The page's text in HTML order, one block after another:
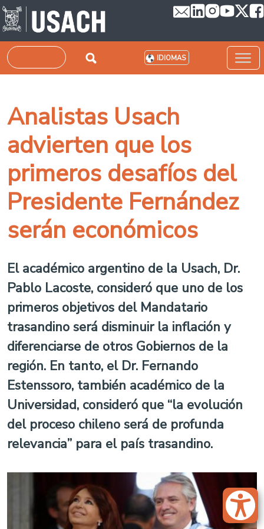
Pasar al contenido principal
Buscar IDIOMAS
Analistas Usach
advierten que los
primeros desafíos del
Presidente Fernández
serán económicos
El académico argentino de la Usach, Dr.
Pablo Lacoste, consideró que uno de los
primeros objetivos del Mandatario
trasandino será disminuir la inflación y
diferenciarse de otros Gobiernos de la
región. En tanto, el Dr. Fernando
Estenssoro, también académico de la
Universidad, consideró que “la evolución
del proceso chileno será de profunda
relevancia” para el país trasandino.